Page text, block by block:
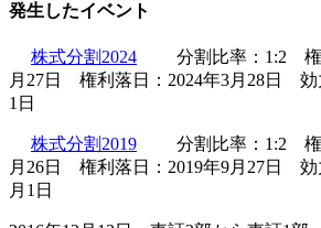
発生したイベント
株式分割2024
分割比率：1:2 権
月27日 権利落日：2024年3月28日 効
1日
株式分割2019
分割比率：1:2 権
月26日 権利落日：2019年9月27日 効
月1日